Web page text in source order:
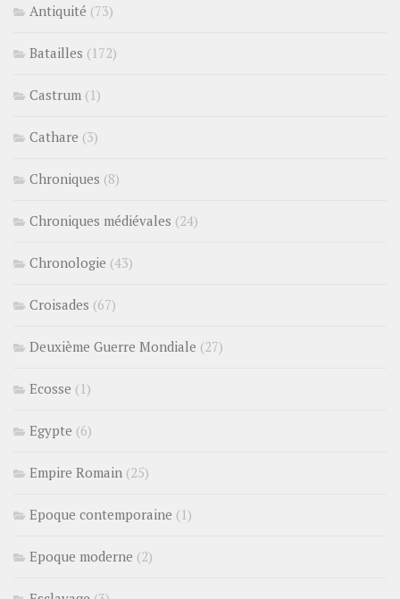
Antiquité (73)
Batailles (172)
Castrum (1)
Cathare (3)
Chroniques (8)
Chroniques médiévales (24)
Chronologie (43)
Croisades (67)
Deuxième Guerre Mondiale (27)
Ecosse (1)
Egypte (6)
Empire Romain (25)
Epoque contemporaine (1)
Epoque moderne (2)